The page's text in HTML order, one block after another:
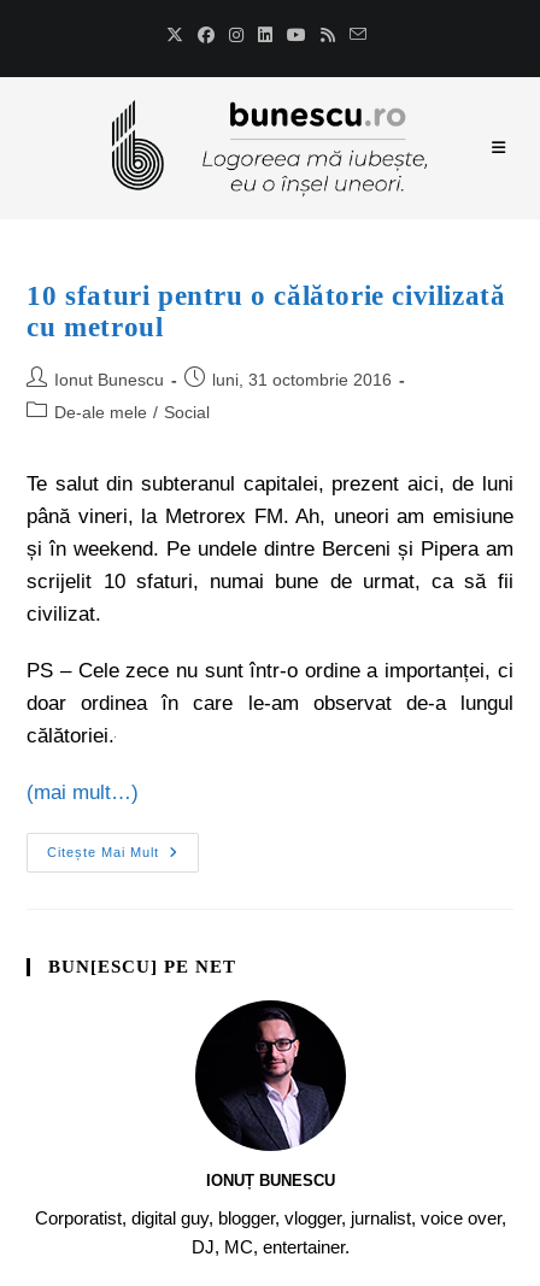
10 sfaturi pentru o călătorie civilizată
cu metroul
Ionut Bunescu
luni, 31 octombrie 2016
De-ale mele / Social
Te salut din subteranul capitalei, prezent aici, de luni
până vineri, la Metrorex FM. Ah, uneori am emisiune
și în weekend. Pe undele dintre Berceni și Pipera am
scrijelit 10 sfaturi, numai bune de urmat, ca să fii
civilizat.
PS – Cele zece nu sunt într-o ordine a importanței, ci
doar ordinea în care le-am observat de-a lungul
călătoriei.
(mai mult…)
Citește Mai Mult
BUN[ESCU] PE NET
IONUȚ BUNESCU
Corporatist, digital guy, blogger, vlogger, jurnalist, voice over,
DJ, MC, entertainer.